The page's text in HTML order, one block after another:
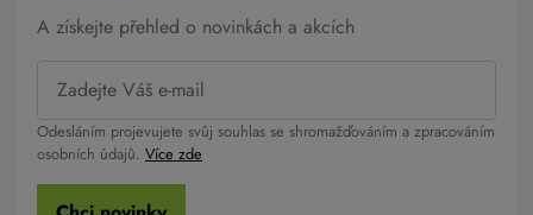
A získejte přehled o novinkách a akcích
Odesláním projevujete svůj souhlas se shromažďováním a zpracováním
osobních údajů. Více zde